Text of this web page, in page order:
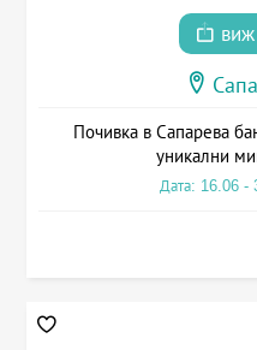
Почивка в Сапарева
уникални
Дата: 16.06 -